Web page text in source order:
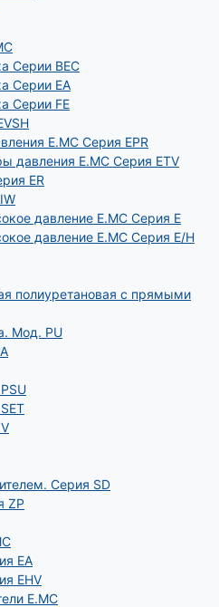
Серии BEC
Серии EA
Серии FE
E.MC Серия EPR
давления E.MC Серия ETV
ER
давление E.MC Серия E
давление E.MC Серия E/H
полиуретановая с прямыми
Мод. РU
Серия SD
ZP
EA
EHV
E.MC